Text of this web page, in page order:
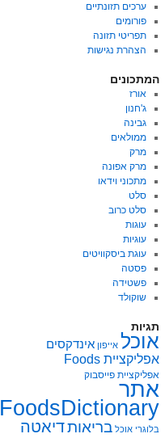
ערכים תזונתיים
פורומים
תפריטי תזונה
הצהרת נגישות
המתכונים
אורז
ג'חנון
גבינה
ממולאים
מרק
מרק אפונה
מתכוני וידאו
סלט
סלט כרוב
עוגות
עוגיות
עוגת ביסקוויטים
פסטה
פשטידה
שוקולד
תגיות
אוכל אייפון אינדקסים
אפליקציית Foods
אפליקציית פייסבוק
אתר
FoodsDictionary
בלוגרי אוכל בריאותדיאטה